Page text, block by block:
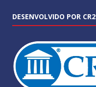
DESENVOLVIDO POR CR2